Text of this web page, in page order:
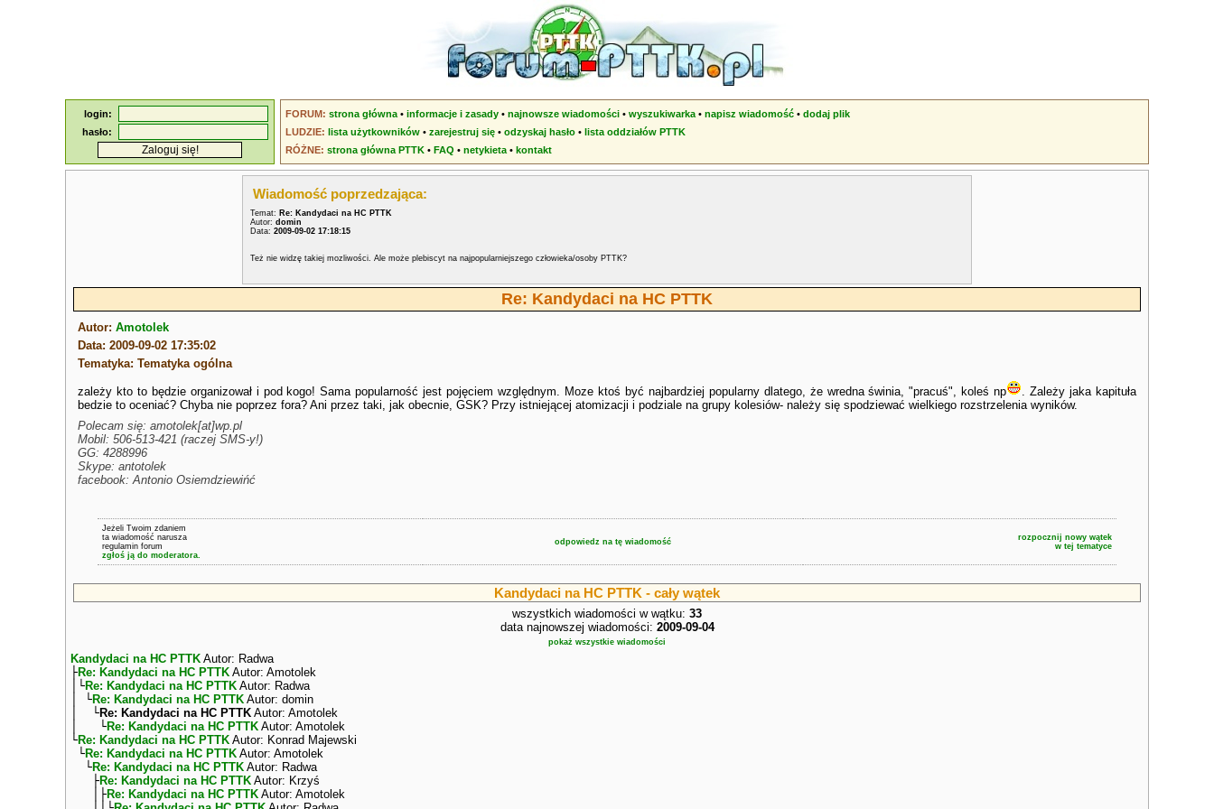
login:
hasło:
FORUM: strona główna • informacje i zasady • najnowsze wiadomości • wyszukiwarka • napisz wiadomość • dodaj plik
LUDZIE: lista użytkowników • zarejestruj się • odzyskaj hasło • lista oddziałów PTTK
RÓŻNE: strona główna PTTK • FAQ • netykieta • kontakt
Wiadomość poprzedzająca:
Temat: Re: Kandydaci na HC PTTK
Autor: domin
Data: 2009-09-02 17:18:15
Też nie widzę takiej mozliwości. Ale może plebiscyt na najpopularniejszego człowieka/osoby PTTK?
Re: Kandydaci na HC PTTK
Autor: Amotolek
Data: 2009-09-02 17:35:02
Tematyka: Tematyka ogólna
zależy kto to będzie organizował i pod kogo! Sama popularność jest pojęciem względnym. Moze ktoś być najbardziej popularny dlatego, że wredna świnia, "pracuś", koleś np
. Zależy jaka kapituła
bedzie to oceniać? Chyba nie poprzez fora? Ani przez taki, jak obecnie, GSK? Przy istniejącej atomizacji i podziale na grupy kolesiów- należy się spodziewać wielkiego rozstrzelenia wyników.
Polecam się: amotolek[at]wp.pl
Mobil: 506-513-421 (raczej SMS-y!)
GG: 4288996
Skype: antotolek
facebook: Antonio Osiemdziewińć
Jeżeli Twoim zdaniem
ta wiadomość narusza
regulamin forum
zgłoś ją do moderatora.
odpowiedz na tę wiadomość
rozpocznij nowy wątek
w tej tematyce
Kandydaci na HC PTTK - cały wątek
wszystkich wiadomości w wątku: 33
data najnowszej wiadomości: 2009-09-04
pokaż wszystkie wiadomości
Kandydaci na HC PTTK Autor: Radwa
├Re: Kandydaci na HC PTTK Autor: Amotolek
│└Re: Kandydaci na HC PTTK Autor: Radwa
│ └Re: Kandydaci na HC PTTK Autor: domin
│ └Re: Kandydaci na HC PTTK Autor: Amotolek
│ └Re: Kandydaci na HC PTTK Autor: Amotolek
└Re: Kandydaci na HC PTTK Autor: Konrad Majewski
└Re: Kandydaci na HC PTTK Autor: Amotolek
└Re: Kandydaci na HC PTTK Autor: Radwa
├Re: Kandydaci na HC PTTK Autor: Krzyś
│├Re: Kandydaci na HC PTTK Autor: Amotolek